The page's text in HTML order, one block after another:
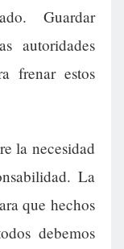
Guardar
autoridades
frenar estos
la necesidad
La
que hechos
debemos